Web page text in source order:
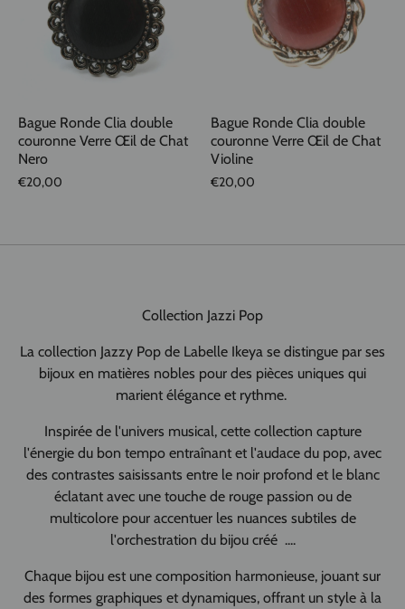
Bague Ronde Clia double
couronne Verre Œil de Chat
Nero
€20,00
Bague Ronde Clia double
couronne Verre Œil de Chat
Violine
€20,00
Collection Jazzi Pop
La collection Jazzy Pop de Labelle Ikeya se distingue par ses
bijoux en matières nobles pour des pièces uniques qui
marient élégance et rythme.
Inspirée de l'univers musical, cette collection capture
l'énergie du bon tempo entraînant et l'audace du pop, avec
des contrastes saisissants entre le noir profond et le blanc
éclatant avec une touche de rouge passion ou de
multicolore pour accentuer les nuances subtiles de
l'orchestration du bijou créé ....
Chaque bijou est une composition harmonieuse, jouant sur
des formes graphiques et dynamiques, offrant un style à la